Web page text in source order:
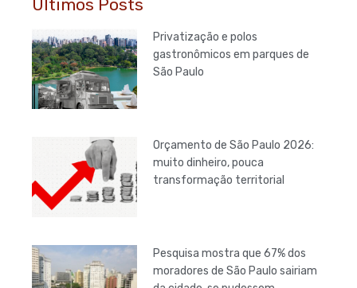
Últimos Posts
Privatização e polos
gastronômicos em parques de
São Paulo
Orçamento de São Paulo 2026:
muito dinheiro, pouca
transformação territorial
Pesquisa mostra que 67% dos
moradores de São Paulo sairiam